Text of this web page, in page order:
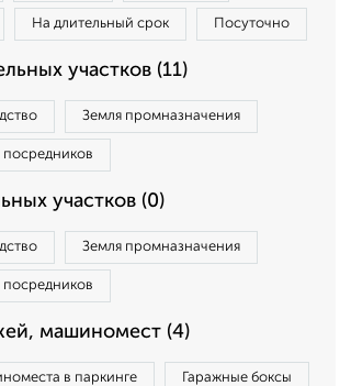
На длительный срок Посуточно
участков (11)
Земля промназначения
посредников
участков (0)
Земля промназначения
посредников
машиномест (4)
в паркинге Гаражные боксы